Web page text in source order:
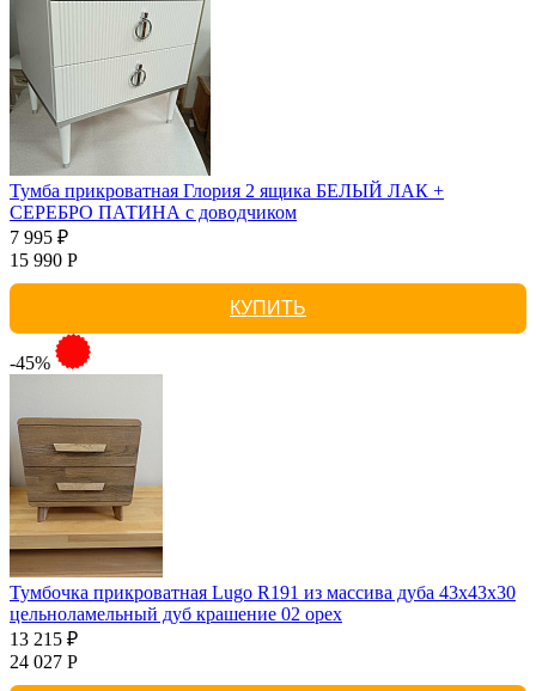
Тумба прикроватная Глория 2 ящика БЕЛЫЙ ЛАК +
СЕРЕБРО ПАТИНА с доводчиком
7 995 ₽
15 990 Р
КУПИТЬ
-45%
Тумбочка прикроватная Lugo R191 из массива дуба 43х43х30
цельноламельный дуб крашение 02 орех
13 215 ₽
24 027 Р